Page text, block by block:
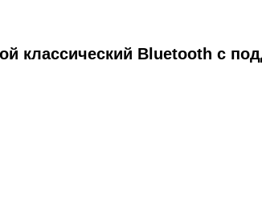
классический Bluetooth c